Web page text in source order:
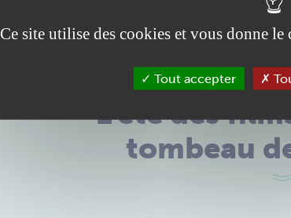
L’été des
tombeau
Ce site utilise des cookies et vous donne
Tout accepter